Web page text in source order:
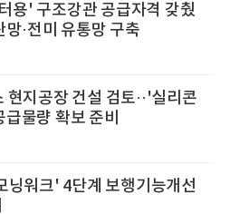
용' 구조강관 공급자격 갖췄
·전미 유통망 구축
지공장 건설 검토··'실리콘
물량 확보 준비
닝워크' 4단계 보행기능개선